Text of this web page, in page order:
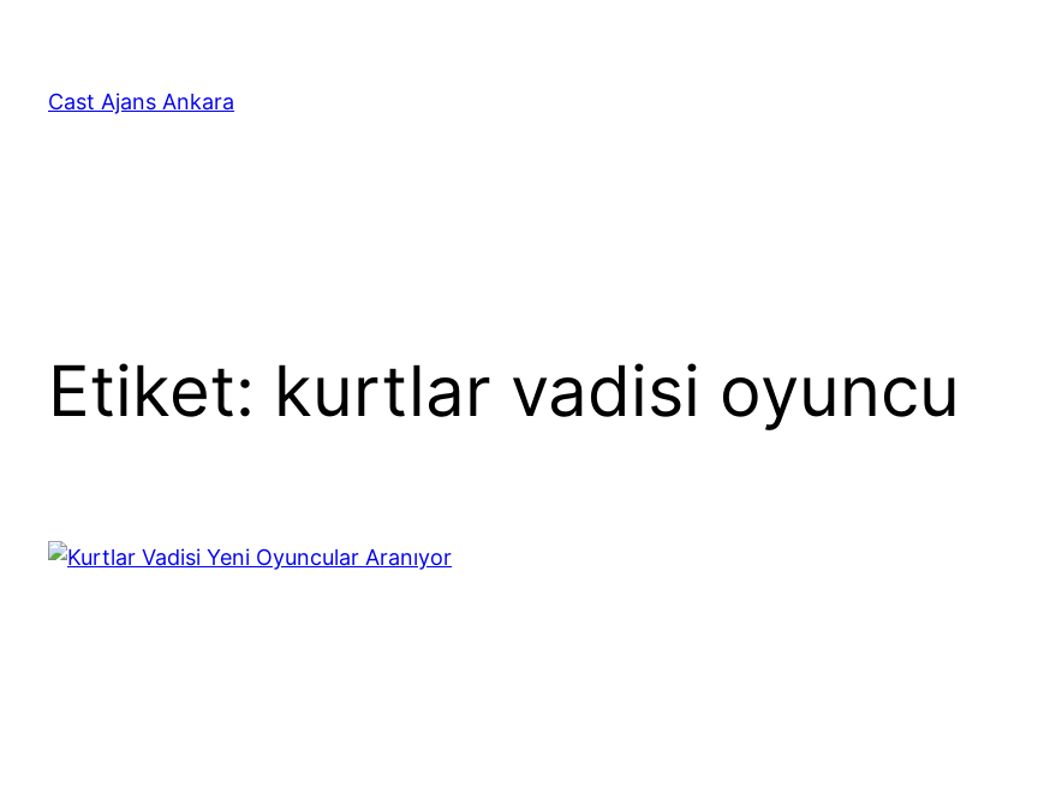
Cast Ajans Ankara
Etiket: kurtlar vadisi oyuncu